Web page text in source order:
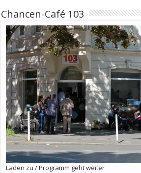
Chancen-Café 103
Laden zu / Programm geht weiter